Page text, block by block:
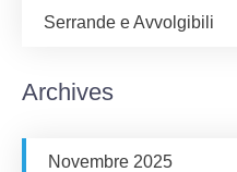
Serrande e Avvolgibili
Archives
Novembre 2025